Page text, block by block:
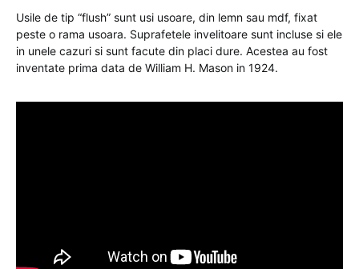
Usile de tip “flush” sunt usi usoare, din lemn sau mdf, fixat
peste o rama usoara. Suprafetele invelitoare sunt incluse si ele
in unele cazuri si sunt facute din placi dure. Acestea au fost
inventate prima data de William H. Mason in 1924.